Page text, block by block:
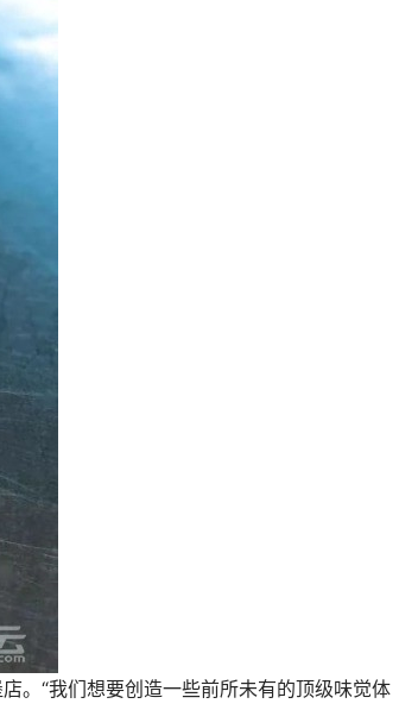
。“我们想要创造一些前所未有的顶级味觉体